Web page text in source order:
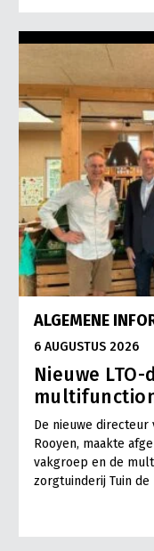
ALGEMENE
6 AUGUSTUS 2026
Nieuwe
De nieuwe directeur
Rooyen, maakte
vakgroep en de
zorgtuinderij Tuin de